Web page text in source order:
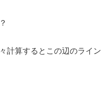
計算するとこの辺のライン